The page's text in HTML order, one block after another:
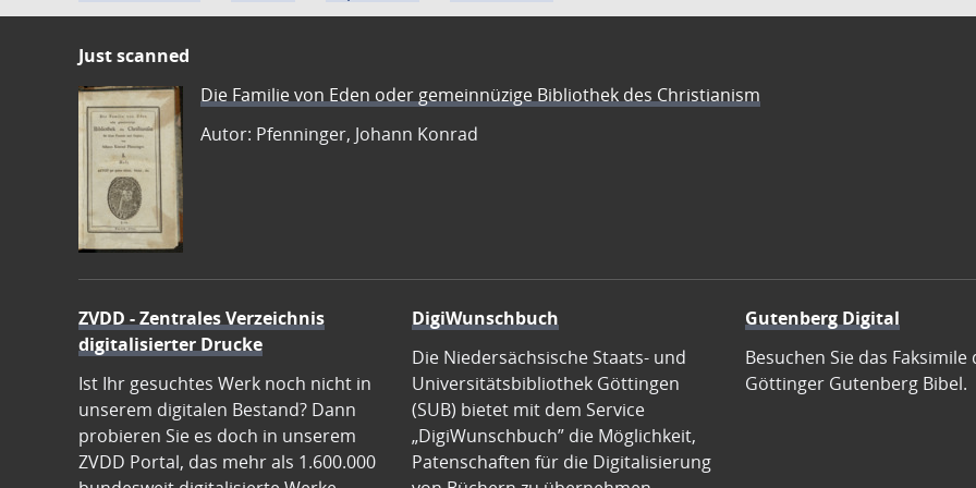
Just scanned
Die Familie von Eden oder gemeinnüzige Bibliothek des Christianism
Autor: Pfenninger, Johann Konrad
ZVDD - Zentrales Verzeichnis
digitalisierter Drucke
Ist Ihr gesuchtes Werk noch nicht in
unserem digitalen Bestand? Dann
probieren Sie es doch in unserem
ZVDD Portal, das mehr als 1.600.000
DigiWunschbuch
Die Niedersächsische Staats- und
Universitätsbibliothek Göttingen
(SUB) bietet mit dem Service
„DigiWunschbuch” die Möglichkeit,
Patenschaften für die Digitalisierung
Gutenberg Digital
Besuchen Sie das Faksimile
Göttinger Gutenberg Bibel.